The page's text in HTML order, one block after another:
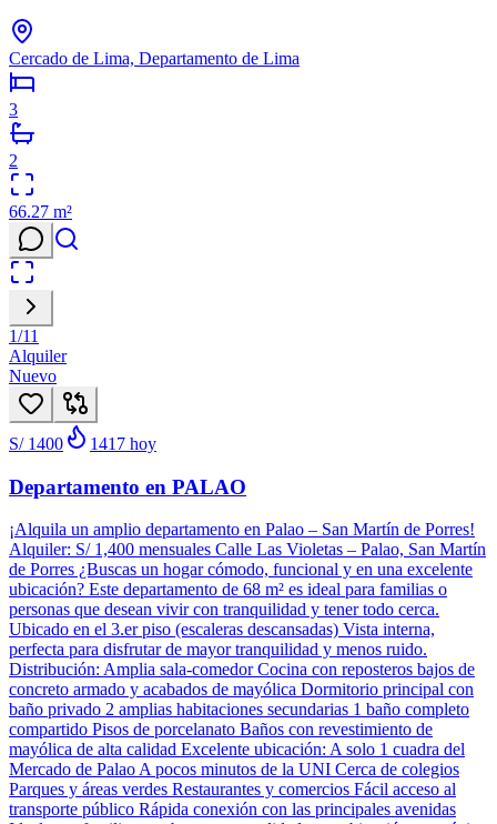
Cercado de Lima, Departamento de Lima
3
2
66.27 m²
1/11
Alquiler
Nuevo
S/ 1400 1417 hoy
Departamento en PALAO
¡Alquila un amplio departamento en Palao – San Martín de Porres!
Alquiler: S/ 1,400 mensuales Calle Las Violetas – Palao, San Martín
de Porres ¿Buscas un hogar cómodo, funcional y en una excelente
ubicación? Este departamento de 68 m² es ideal para familias o
personas que desean vivir con tranquilidad y tener todo cerca.
Ubicado en el 3.er piso (escaleras descansadas) Vista interna,
perfecta para disfrutar de mayor tranquilidad y menos ruido.
Distribución: Amplia sala-comedor Cocina con reposteros bajos de
concreto armado y acabados de mayólica Dormitorio principal con
baño privado 2 amplias habitaciones secundarias 1 baño completo
compartido Pisos de porcelanato Baños con revestimiento de
mayólica de alta calidad Excelente ubicación: A solo 1 cuadra del
Mercado de Palao A pocos minutos de la UNI Cerca de colegios
Parques y áreas verdes Restaurantes y comercios Fácil acceso al
transporte público Rápida conexión con las principales avenidas